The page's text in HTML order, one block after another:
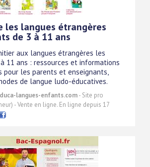
les langues étrangères
de 3 à 11 ans
aux langues étrangères les
11 ans : ressources et informations
pour les parents et enseignants,
de langue ludo-éducatives.
langues-enfants.com- Site pro
- Vente en ligne. En ligne depuis 17